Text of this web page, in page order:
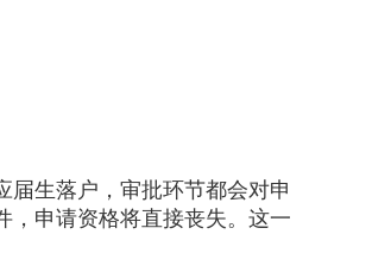
届生落户，审批环节都会对申
，申请资格将直接丧失。这一